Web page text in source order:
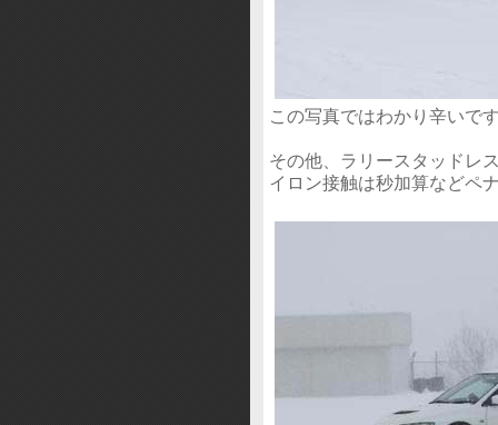
この写真ではわかり辛いで
その他、ラリースタッドレ
イロン接触は秒加算などペ